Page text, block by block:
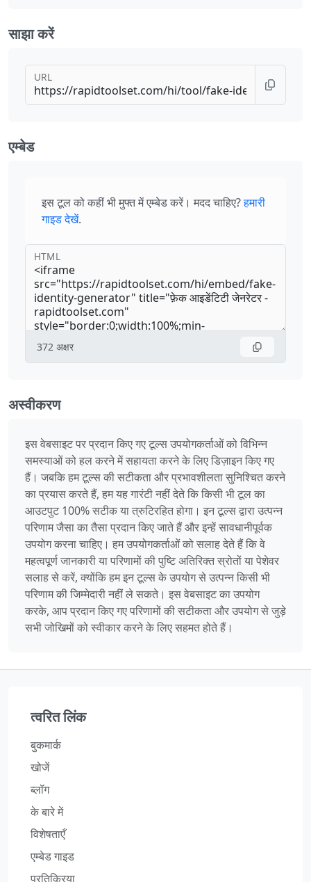
साझा करें
URL
एम्बेड
इस टूल को कहीं भी मुफ्त में एम्बेड करें। मदद चाहिए?हमारी
गाइड देखें.
HTML
372 अक्षर
अस्वीकरण
इस वेबसाइट पर प्रदान किए गए टूल्स उपयोगकर्ताओं को विभिन्न
समस्याओं को हल करने में सहायता करने के लिए डिज़ाइन किए गए
हैं। जबकि हम टूल्स की सटीकता और प्रभावशीलता सुनिश्चित करने
का प्रयास करते हैं, हम यह गारंटी नहीं देते कि किसी भी टूल का
आउटपुट 100% सटीक या त्रुटिरहित होगा। इन टूल्स द्वारा उत्पन्न
परिणाम जैसा का तैसा प्रदान किए जाते हैं और इन्हें सावधानीपूर्वक
उपयोग करना चाहिए। हम उपयोगकर्ताओं को सलाह देते हैं कि वे
महत्वपूर्ण जानकारी या परिणामों की पुष्टि अतिरिक्त स्रोतों या पेशेवर
सलाह से करें, क्योंकि हम इन टूल्स के उपयोग से उत्पन्न किसी भी
परिणाम की जिम्मेदारी नहीं ले सकते। इस वेबसाइट का उपयोग
करके, आप प्रदान किए गए परिणामों की सटीकता और उपयोग से जुड़े
सभी जोखिमों को स्वीकार करने के लिए सहमत होते हैं।
त्वरित लिंक
बुकमार्क
खोजें
ब्लॉग
के बारे में
विशेषताएँ
एम्बेड गाइड
प्रतिक्रिया